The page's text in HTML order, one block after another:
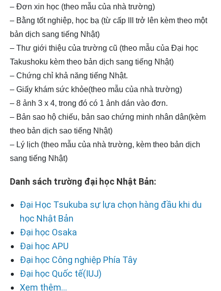
– Đơn xin học (theo mẫu của nhà trường)
– Bằng tốt nghiệp, học bạ (từ cấp III trở lên kèm theo một
bản dịch sang tiếng Nhật)
– Thư giới thiệu của trường cũ (theo mẫu của Đại học
Takushoku kèm theo bản dịch sang tiếng Nhật)
– Chứng chỉ khả năng tiếng Nhật.
– Giấy khám sức khỏe(theo mẫu của nhà trường)
– 8 ảnh 3 x 4, trong đó có 1 ảnh dán vào đơn.
– Bản sao hộ chiếu, bản sao chứng minh nhân dân(kèm
theo bản dịch sao tiếng Nhật)
– Lý lịch (theo mẫu của nhà trường, kèm theo bản dịch
sang tiếng Nhật)
Danh sách trường đại học Nhật Bản:
Đại Học Tsukuba sự lựa chọn hàng đầu khi du
học Nhật Bản
Đại học Osaka
Đại học APU
Đại học Công nghiệp Phía Tây
Đại học Quốc tế(IUJ)
Xem thêm...